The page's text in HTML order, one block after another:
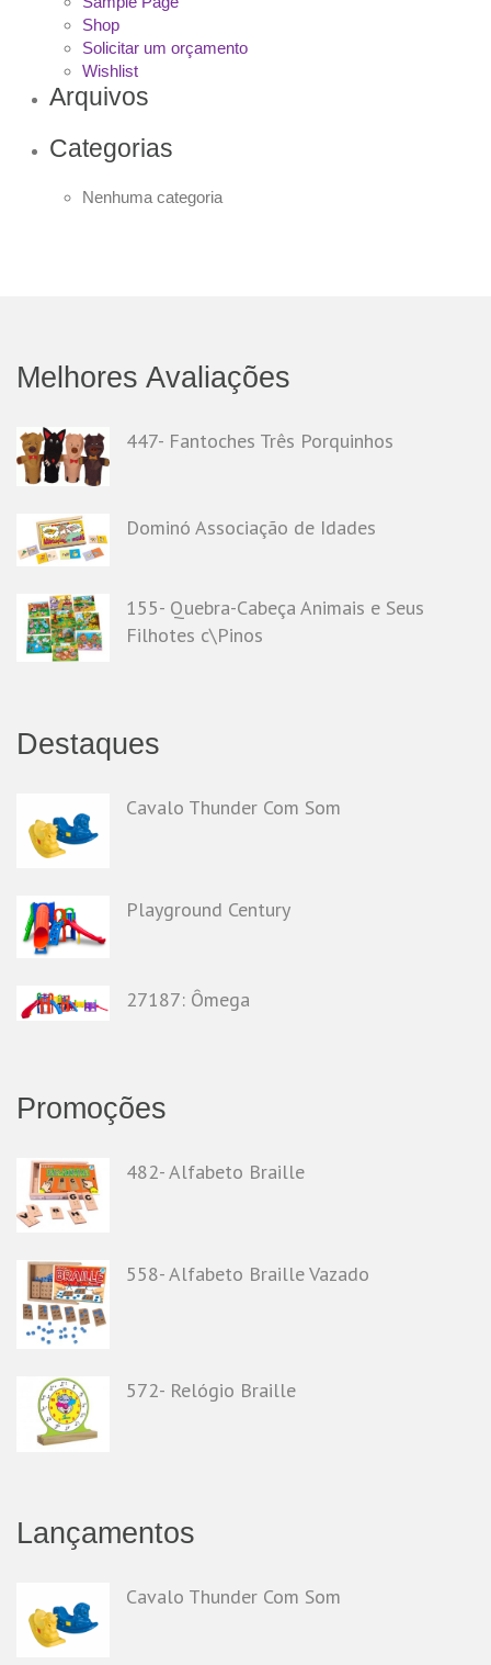
Shop
Solicitar um orçamento
Wishlist
Arquivos
Categorias
Nenhuma categoria
Melhores Avaliações
447- Fantoches Três Porquinhos
Dominó Associação de Idades
155- Quebra-Cabeça Animais e Seus
Filhotes c\Pinos
Destaques
Cavalo Thunder Com Som
Playground Century
27187: Ômega
Promoções
482- Alfabeto Braille
558- Alfabeto Braille Vazado
572- Relógio Braille
Lançamentos
Cavalo Thunder Com Som